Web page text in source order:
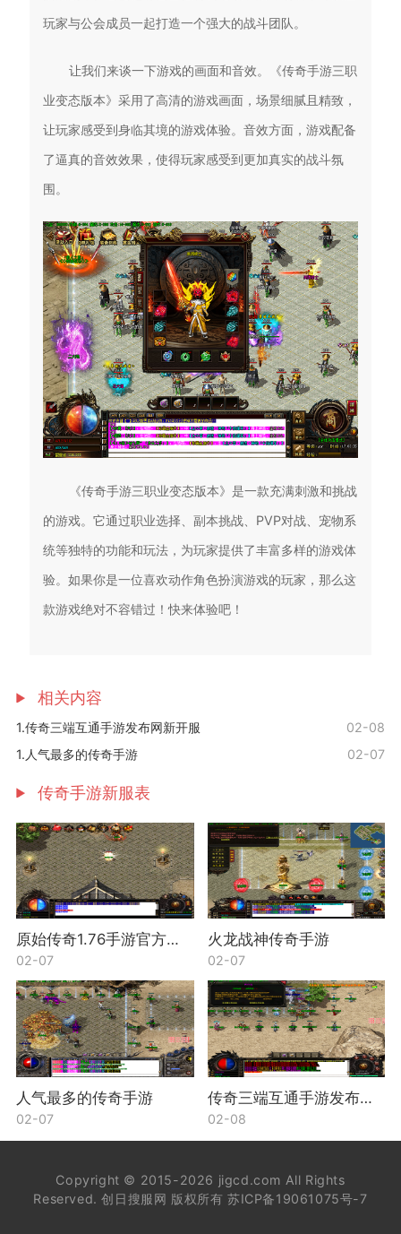
玩家与公会成员一起打造一个强大的战斗团队。
让我们来谈一下游戏的画面和音效。《传奇手游三职
业变态版本》采用了高清的游戏画面，场景细腻且精致，
让玩家感受到身临其境的游戏体验。音效方面，游戏配备
了逼真的音效效果，使得玩家感受到更加真实的战斗氛
围。
《传奇手游三职业变态版本》是一款充满刺激和挑战
的游戏。它通过职业选择、副本挑战、PVP对战、宠物系
统等独特的功能和玩法，为玩家提供了丰富多样的游戏体
验。如果你是一位喜欢动作角色扮演游戏的玩家，那么这
款游戏绝对不容错过！快来体验吧！
相关内容
1.传奇三端互通手游发布网新开服
02-08
1.人气最多的传奇手游
02-07
传奇手游新服表
原始传奇1.76手游官方网站
02-07
火龙战神传奇手游
02-07
人气最多的传奇手游
02-07
传奇三端互通手游发布网新开服
02-08
Copyright © 2015-2026 jigcd.com All Rights
Reserved. 创日搜服网 版权所有 苏ICP备19061075号-7